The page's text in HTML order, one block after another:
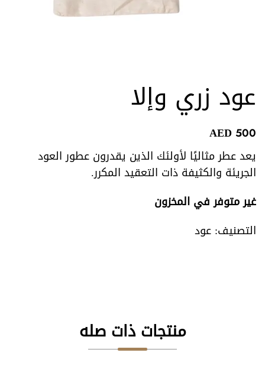
عود زري وإلا
AED 500
يعد عطر مثاليًا لأولئك الذين يقدرون عطور العود
الجريئة والكثيفة ذات التعقيد المكرر.
غير متوفر في المخزون
التصنيف: عود
منتجات ذات صله